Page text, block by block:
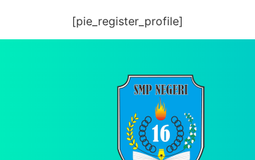
[pie_register_profile]